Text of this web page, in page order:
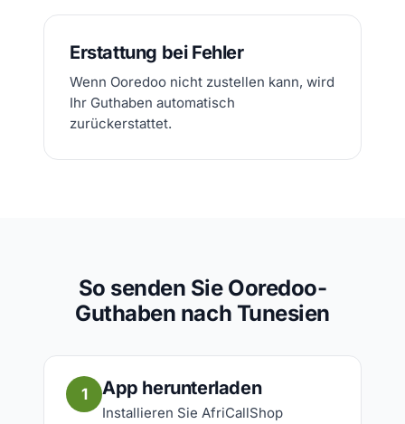
Erstattung bei Fehler
Wenn Ooredoo nicht zustellen kann, wird
Ihr Guthaben automatisch
zurückerstattet.
So senden Sie Ooredoo-
Guthaben nach Tunesien
1 App herunterladen
Installieren Sie AfriCallShop